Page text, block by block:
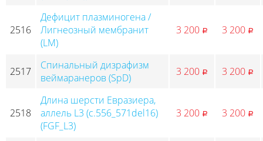
2516
Дефицит плазминогена /
Лигнеозный мембранит
(LM)
3 200 p 3 200 p
2517
Спинальный дизрафизм
веймаранеров (SpD)
3 200 p 3 200 p
2518
Длина шерсти Евразиера,
аллель L3 (c.556_571del16)
(FGF_L3)
3 200 p 3 200 p